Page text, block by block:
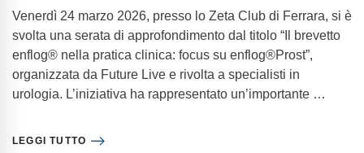
Venerdì 24 marzo 2026, presso lo Zeta Club di Ferrara, si è
svolta una serata di approfondimento dal titolo “Il brevetto
enflog® nella pratica clinica: focus su enflog®Prost”,
organizzata da Future Live e rivolta a specialisti in
urologia. L’iniziativa ha rappresentato un’importante …
LEGGI TUTTO